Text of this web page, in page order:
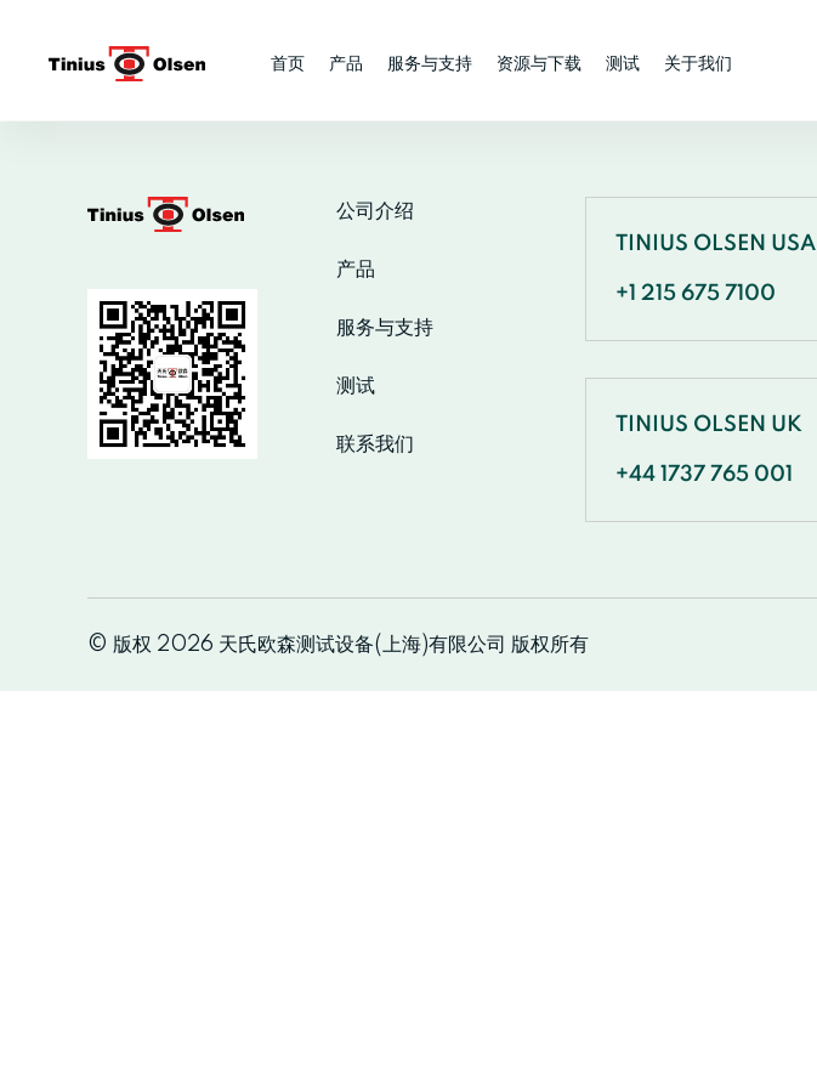
首页 产品 服务与支持 资源与下载 测试 关于我们
公司介绍
产品
服务与支持
测试
联系我们
TINIUS OLSEN USA
+1 215 675 7100
TINIUS OLSEN UK
+44 1737 765 001
© 版权 2026 天氏欧森测试设备(上海)有限公司 版权所有